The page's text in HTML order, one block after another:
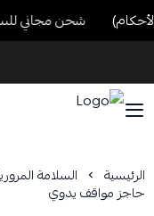
شحن مجاني للسلات فوق 350 ريال
الرئيسية السلامة
حاجز مواقف يدوي